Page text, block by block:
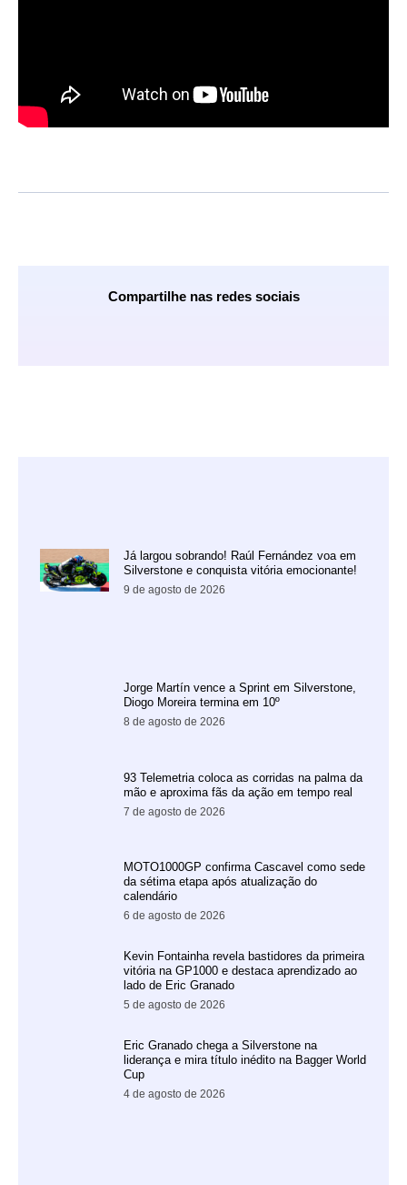
Compartilhe nas redes sociais
Já largou sobrando! Raúl Fernández voa em
Silverstone e conquista vitória emocionante!
9 de agosto de 2026
Jorge Martín vence a Sprint em Silverstone,
Diogo Moreira termina em 10º
8 de agosto de 2026
93 Telemetria coloca as corridas na palma da
mão e aproxima fãs da ação em tempo real
7 de agosto de 2026
MOTO1000GP confirma Cascavel como sede
da sétima etapa após atualização do
calendário
6 de agosto de 2026
Kevin Fontainha revela bastidores da primeira
vitória na GP1000 e destaca aprendizado ao
lado de Eric Granado
5 de agosto de 2026
Eric Granado chega a Silverstone na
liderança e mira título inédito na Bagger World
Cup
4 de agosto de 2026